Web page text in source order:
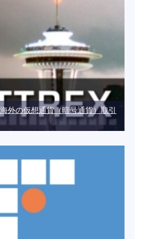
外の仮想通貨（暗号通貨）取引